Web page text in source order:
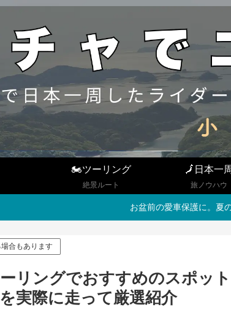
🏍ツーリング
絶景ルート
🗾日本一
旅ノウハウ
お盆前の愛車保護に。夏
合もあります
リングでおすすめのスポッ
実際に走って厳選紹介